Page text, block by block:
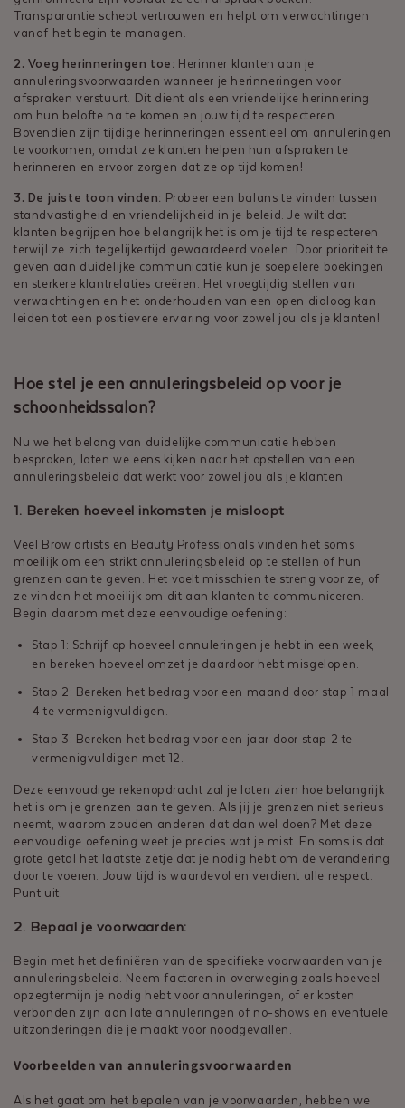
Transparantie schept vertrouwen en helpt om verwachtingen
vanaf het begin te managen.
2. Voeg herinneringen toe: Herinner klanten aan je
annuleringsvoorwaarden wanneer je herinneringen voor
afspraken verstuurt. Dit dient als een vriendelijke herinnering
om hun belofte na te komen en jouw tijd te respecteren.
Bovendien zijn tijdige herinneringen essentieel om annuleringen
te voorkomen, omdat ze klanten helpen hun afspraken te
herinneren en ervoor zorgen dat ze op tijd komen!
3. De juiste toon vinden: Probeer een balans te vinden tussen
standvastigheid en vriendelijkheid in je beleid. Je wilt dat
klanten begrijpen hoe belangrijk het is om je tijd te respecteren
terwijl ze zich tegelijkertijd gewaardeerd voelen. Door prioriteit te
geven aan duidelijke communicatie kun je soepelere boekingen
en sterkere klantrelaties creëren. Het vroegtijdig stellen van
verwachtingen en het onderhouden van een open dialoog kan
leiden tot een positievere ervaring voor zowel jou als je klanten!
Hoe stel je een annuleringsbeleid op voor je
schoonheidssalon?
Nu we het belang van duidelijke communicatie hebben
besproken, laten we eens kijken naar het opstellen van een
annuleringsbeleid dat werkt voor zowel jou als je klanten.
1. Bereken hoeveel inkomsten je misloopt
Veel Brow artists en Beauty Professionals vinden het soms
moeilijk om een strikt annuleringsbeleid op te stellen of hun
grenzen aan te geven. Het voelt misschien te streng voor ze, of
ze vinden het moeilijk om dit aan klanten te communiceren.
Begin daarom met deze eenvoudige oefening:
Stap 1: Schrijf op hoeveel annuleringen je hebt in een week,
en bereken hoeveel omzet je daardoor hebt misgelopen.
Stap 2: Bereken het bedrag voor een maand door stap 1 maal
4 te vermenigvuldigen.
Stap 3: Bereken het bedrag voor een jaar door stap 2 te
vermenigvuldigen met 12.
Deze eenvoudige rekenopdracht zal je laten zien hoe belangrijk
het is om je grenzen aan te geven. Als jij je grenzen niet serieus
neemt, waarom zouden anderen dat dan wel doen? Met deze
eenvoudige oefening weet je precies wat je mist. En soms is dat
grote getal het laatste zetje dat je nodig hebt om de verandering
door te voeren. Jouw tijd is waardevol en verdient alle respect.
Punt uit.
2. Bepaal je voorwaarden:
Begin met het definiëren van de specifieke voorwaarden van je
annuleringsbeleid. Neem factoren in overweging zoals hoeveel
opzegtermijn je nodig hebt voor annuleringen, of er kosten
verbonden zijn aan late annuleringen of no-shows en eventuele
uitzonderingen die je maakt voor noodgevallen.
Voorbeelden van annuleringsvoorwaarden
Als het gaat om het bepalen van je voorwaarden, hebben we